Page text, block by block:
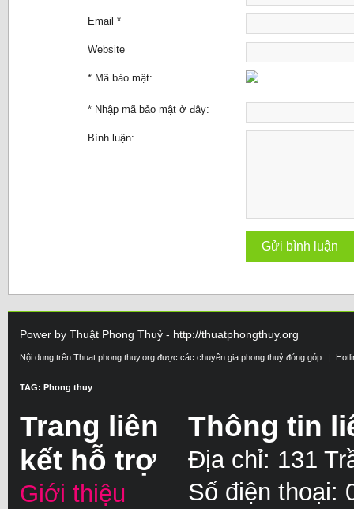
Email *
Website
* Mã bảo mật:
* Nhập mã bảo mật ở đây:
Bình luận:
Power by Thuật Phong Thuỷ - http://thuatphongthuy.org
Nội dung trên Thuat phong thuy.org được các chuyên gia phong thuỷ đóng góp. |
TAG: Phong thuy
Trang liên
kết hỗ trợ
Giới thiệu
Thông tin
Địa chỉ: 131
Số điện thoại: